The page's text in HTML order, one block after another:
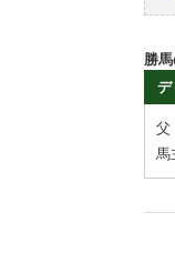
勝
デ
父
馬